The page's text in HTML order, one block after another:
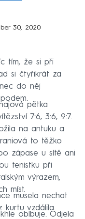
30, 2020
tím, že si při
si čtyřikrát za
do něj
pětka
7:6, 3:6, 9:7.
na antuku a
to těžko
zápase u sítě ani
tenistku při
výrazem,
míst.
musela nechat
kurtu vzdálila.
oblbuje. Odjela